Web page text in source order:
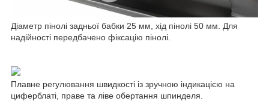
Діаметр пінолі задньої бабки 25 мм, хід пінолі 50 мм. Для
надійності передбачено фіксацію пінолі.
Плавне регулювання швидкості із зручною індикацією на
циферблаті, праве та ліве обертання шпинделя.